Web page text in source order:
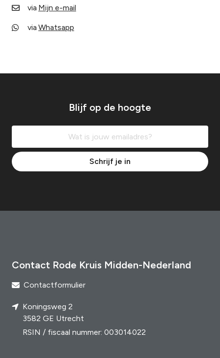
e
e
e
D
e
via Mijn e-mail
D
via Whatsapp
Blijf op de hoogte
Schrijf je in
Contact Rode Kruis Midden-Nederland
Contactformulier
Koningsweg 2
3582 GE Utrecht
RSIN / fiscaal nummer: 003014022